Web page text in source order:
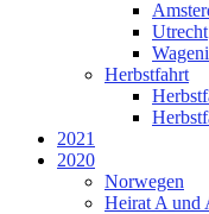
Utrecht
Herbstfahrt
2021
2020
Norwegen
Heirat A und